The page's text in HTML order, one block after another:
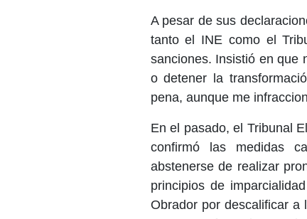
A pesar de sus
tanto el INE como el
sanciones. Insistió en que
o detener la
pena, aunque me
En el pasado, el Tribunal
confirmó las medidas
abstenerse de realizar
principios de
Obrador por descalificar a